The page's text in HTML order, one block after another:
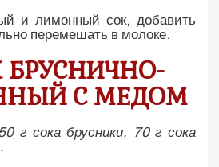
и лимонный сок, добавить
перемешать в молоке.
С МЕДОМ
г сока брусники, 70 г сока